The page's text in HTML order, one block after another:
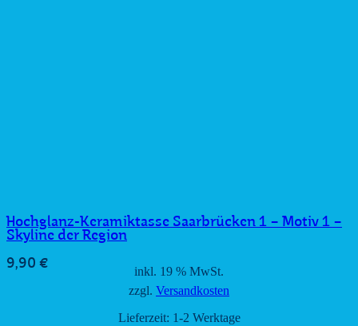
Hochglanz-Keramiktasse Saarbrücken 1 – Motiv 1 –
Skyline der Region
9,90 €
inkl. 19 % MwSt.
zzgl. Versandkosten
Lieferzeit: 1-2 Werktage